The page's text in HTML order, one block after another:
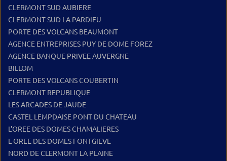
CLERMONT SUD AUBIERE
CLERMONT SUD LA PARDIEU
PORTE DES VOLCANS BEAUMONT
AGENCE ENTREPRISES PUY DE DOME FOREZ
AGENCE BANQUE PRIVEE AUVERGNE
BILLOM
PORTE DES VOLCANS COUBERTIN
CLERMONT REPUBLIQUE
LES ARCADES DE JAUDE
CASTEL LEMPDAISE PONT DU CHATEAU
L'OREE DES DOMES CHAMALIERES
L OREE DES DOMES FONTGIEVE
NORD DE CLERMONT LA PLAINE